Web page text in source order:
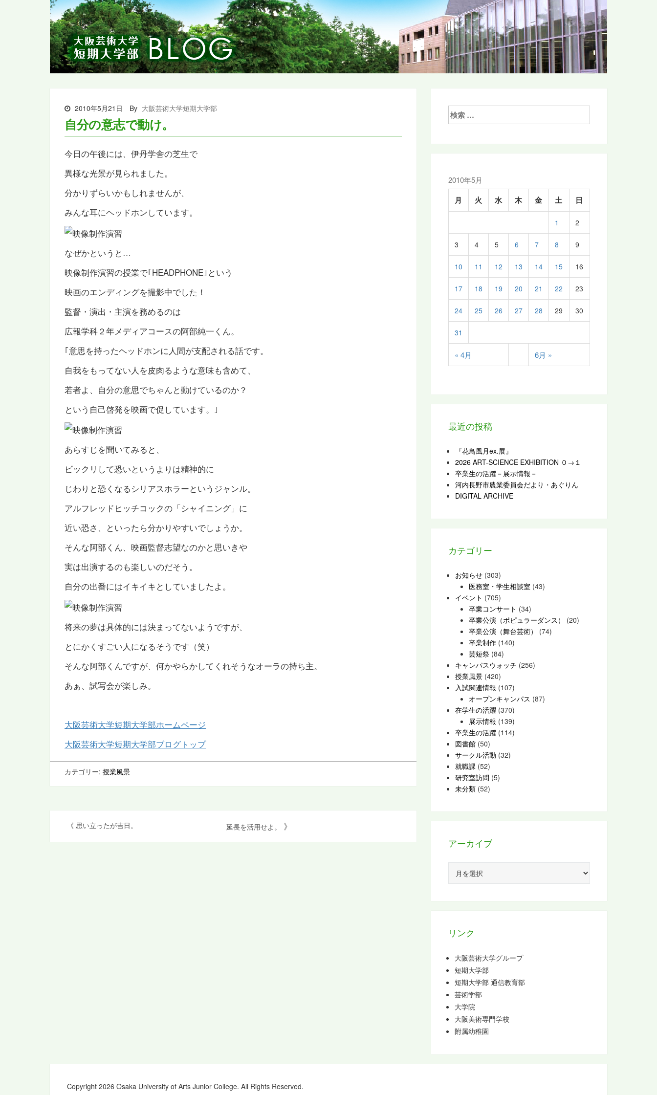
2010年5月21日 By 大阪芸術大学短期大学部
自分の意志で動け。
今日の午後には、伊丹学舎の芝生で
異様な光景が見られました。
分かりずらいかもしれませんが、
みんな耳にヘッドホンしています。
なぜかというと…
映像制作演習の授業で｢HEADPHONE｣という
映画のエンディングを撮影中でした！
監督・演出・主演を務めるのは
広報学科２年メディアコースの阿部純一くん。
｢意思を持ったヘッドホンに人間が支配される話です。
自我をもってない人を皮肉るような意味も含めて、
若者よ、自分の意思でちゃんと動けているのか？
という自己啓発を映画で促しています。｣
あらすじを聞いてみると、
ビックリして恐いというよりは精神的に
じわりと恐くなるシリアスホラーというジャンル。
アルフレッドヒッチコックの「シャイニング」に
近い恐さ、といったら分かりやすいでしょうか。
そんな阿部くん、映画監督志望なのかと思いきや
実は出演するのも楽しいのだそう。
自分の出番にはイキイキとしていましたよ。
将来の夢は具体的には決まってないようですが、
とにかくすごい人になるそうです（笑）
そんな阿部くんですが、何かやらかしてくれそうなオーラの持ち主。
あぁ、試写会が楽しみ。
大阪芸術大学短期大学部ホームページ
大阪芸術大学短期大学部ブログトップ
カテゴリー: 授業風景
《 思い立ったが吉日。 延長を活用せよ。 》
検
索:
2010年5月
月 火 水 木 金 土 日
« 4月 6月 »
1 2
3 4 5 6 7 8 9
10 11 12 13 14 15 16
17 18 19 20 21 22 23
24 25 26 27 28 29 30
31
最近の投稿
『花鳥風月ex.展』
2026 ART-SCIENCE EXHIBITION ０→１
卒業生の活躍－展示情報－
河内長野市農業委員会だより・あぐりん
DIGITAL ARCHIVE
カテゴリー
お知らせ (303)
医務室・学生相談室 (43)
イベント (705)
卒業コンサート (34)
卒業公演（ポピュラーダンス）
(20)
卒業公演（舞台芸術）
(74)
卒業制作 (140)
芸短祭 (84)
キャンパスウォッチ (256)
授業風景 (420)
入試関連情報 (107)
オープンキャンパス (87)
在学生の活躍 (370)
展示情報 (139)
卒業生の活躍 (114)
図書館 (50)
サークル活動 (32)
就職課 (52)
研究室訪問 (5)
未分類 (52)
アーカイブ
カ
リンク
大阪芸術大学グループ
短期大学部
短期大学部 通信教育部
芸術学部
大学院
大阪美術専門学校
附属幼稚園
Copyright 2026 Osaka University of Arts Junior College. All Rights Reserved.